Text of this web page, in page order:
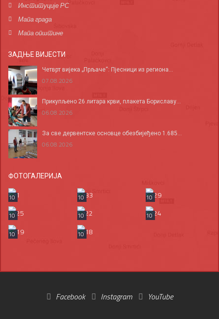
Институције РС
Мапа града
Мапа општине
ЗАДЊЕ ВИЈЕСТИ
Четврт вијека „Прљаче“: Пјесници из региона...
07.08.2026
Прикупљено 26 литара крви, плакета Бориславу...
06.08.2026
За све дервентске основце обезбијеђено 1.685...
06.08.2026
ФОТОГАЛЕРИЈА
10 10
10
10
10
10
10
10
Facebook Instagram YouTube